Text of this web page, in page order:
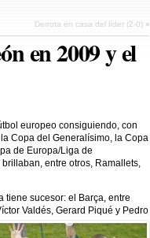
Derrota en casa del líder (2-0)»
en 2009 y el
europeo consiguiendo, con
Copa del Generalísimo, la Copa
de Europa/Liga de
entre otros, Ramallets,
tiene sucesor: el Barça, entre
Valdés, Gerard Piqué y Pedro